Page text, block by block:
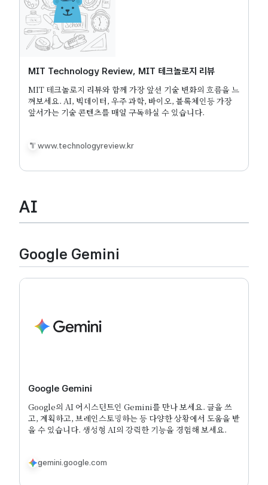
MIT Technology Review, MIT 테크놀로지 리뷰
MIT 테크놀로지 리뷰와 함께 가장 앞선 기술 변화의 흐름을 느
껴보세요. AI, 빅데이터, 우주 과학, 바이오, 블록체인등 가장
앞서가는 기술 콘텐츠를 매일 구독하실 수 있습니다.
www.technologyreview.kr
AI
Google Gemini
‎Google Gemini
Google의 AI 어시스턴트인 Gemini를 만나 보세요. 글을 쓰
고, 계획하고, 브레인스토밍하는 등 다양한 상황에서 도움을 받
을 수 있습니다. 생성형 AI의 강력한 기능을 경험해 보세요.
gemini.google.com